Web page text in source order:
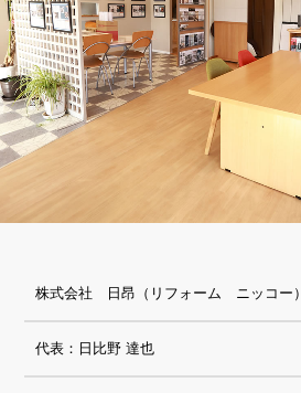
株式会社 日昂（リフォーム ニッコー）
代表：日比野 達也